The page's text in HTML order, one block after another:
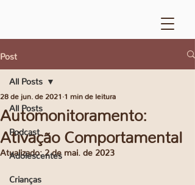
Post
All Posts
Podcast
Adolescentes
Crianças
All Posts
Automonitoramento:
Ativação Comportamental
28 de jun. de 2021 1 min de leitura
Atualizado: 2 de mai. de 2023